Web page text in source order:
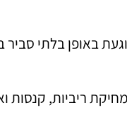
באופן בלתי
ריביות, קנסות